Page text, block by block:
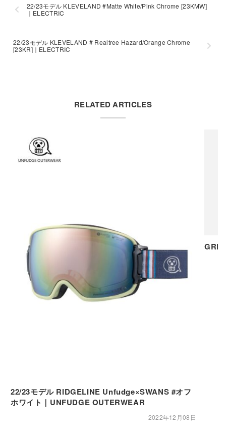
22/23モデル KLEVELAND #Matte White/Pink Chrome [23KMW]
｜ELECTRIC
22/23モデル KLEVELAND # Realtree Hazard/Orange Chrome
[23KR]｜ELECTRIC
RELATED ARTICLES
22/23モデル RIDGELINE Unfudge×SWANS #オフ
ホワイト｜UNFUDGE OUTERWEAR
2022年12月08日